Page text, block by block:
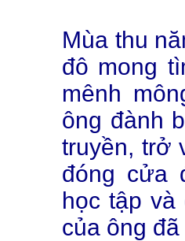
Mùa thu
đô mong
mênh
ông đành
truyền, trở
đóng cửa
học tập
của ông